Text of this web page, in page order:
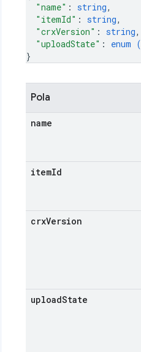
"name" : string,
"itemId" : string,
"crxVersion" : string,
"uploadState" : enum (
}
Pola
name
itemId
crxVersion
uploadState